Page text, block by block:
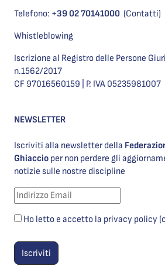
Telefono: +39 02 70141000 (Contatti)
Whistleblowing
Iscrizione al Registro delle Persone
n.1562/2017
CF 97016560159 | P. IVA 05235981007
NEWSLETTER
Iscriviti alla newsletter della
Ghiaccio per non perdere gli
notizie sulle nostre discipline
Ho letto e accetto la privacy policy